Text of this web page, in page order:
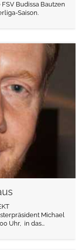
Budissa Bautzen
Saison.
Michael
Uhr, in das...